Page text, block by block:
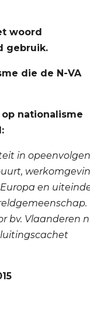
woord
gebruik.
die de N-VA
nationalisme
in
en
bv. Vlaanderen